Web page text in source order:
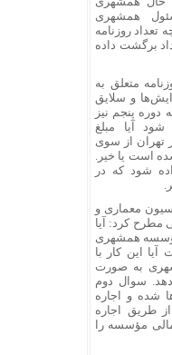
همشهری
روزنامه
برگشت داده
متعلق به
و سلایق
دوره پنجم نیز
شود آیا مبلغ
تهران از سوی
است یا خیر.
شود که در
معماری و
مطرح کرد: آیا
همشهری
این کار با
به صورت
سوال دوم
شده و اجاره
طریق اجاره
مؤسسه را